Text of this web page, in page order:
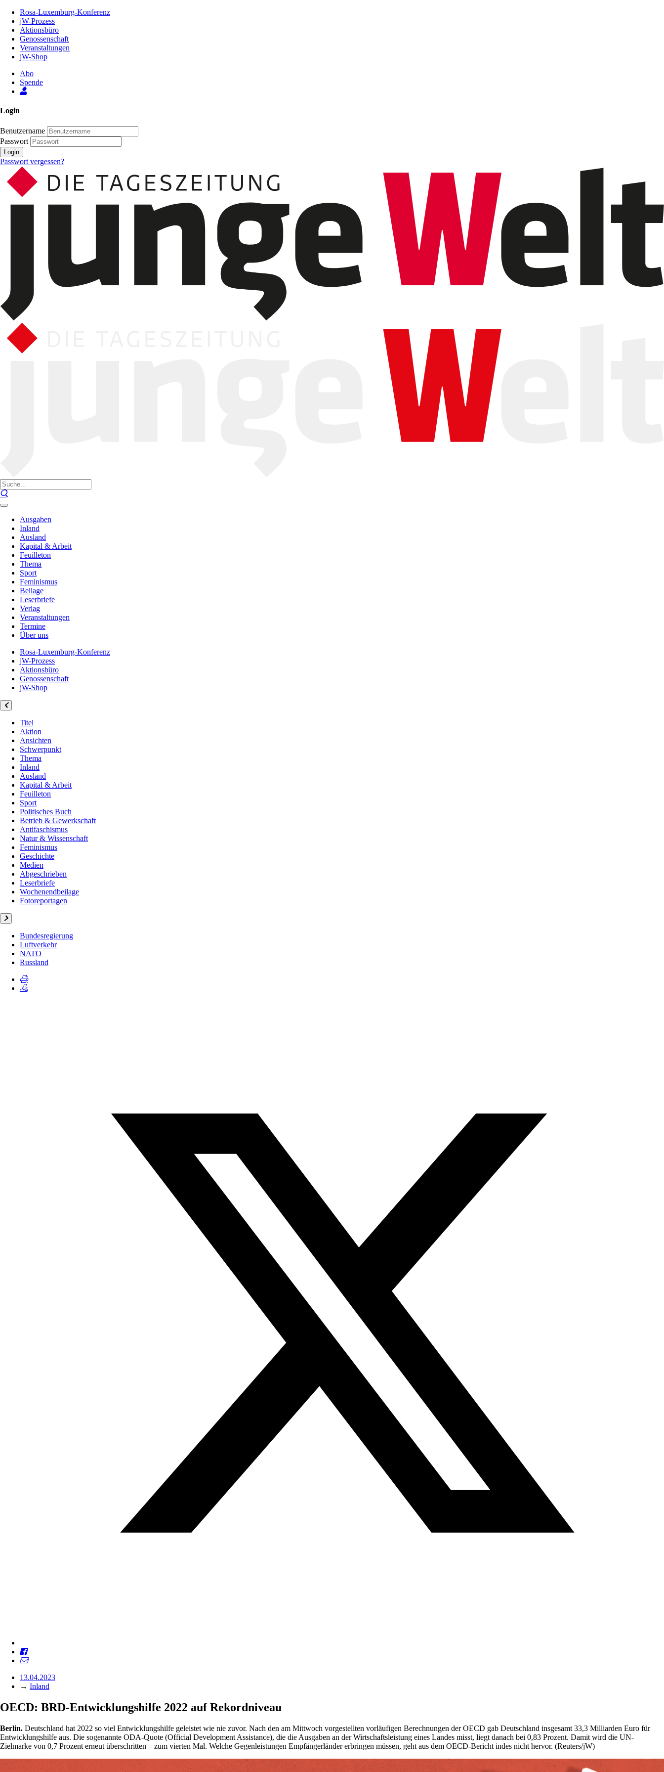
Inhalt
Seite
Rosa-Luxemburg-Konferenz
jW-Prozess
Aktionsbüro
Genossenschaft
Veranstaltungen
jW-Shop
Abo
Spende
Login
Benutzername
Passwort
Login
Passwort vergessen?
Ausgaben
Inland
Ausland
Kapital & Arbeit
Feuilleton
Thema
Sport
Feminismus
Beilage
Leserbriefe
Verlag
Veranstaltungen
Termine
Über uns
Rosa-Luxemburg-Konferenz
jW-Prozess
Aktionsbüro
Genossenschaft
jW-Shop
Titel
Aktion
Ansichten
Schwerpunkt
Thema
Inland
Ausland
Kapital & Arbeit
Feuilleton
Sport
Politisches Buch
Betrieb & Gewerkschaft
Antifaschismus
Natur & Wissenschaft
Feminismus
Geschichte
Medien
Abgeschrieben
Leserbriefe
Wochenendbeilage
Fotoreportagen
Bundesregierung
Luftverkehr
NATO
Russland
13.04.2023
→ Inland
OECD: BRD-Entwicklungshilfe 2022 auf Rekordniveau
Berlin. Deutschland hat 2022 so viel Entwicklungshilfe geleistet wie nie zuvor. Nach den am Mittwoch vorgestellten vorläufigen Berechnungen der OECD gab Deutschland insgesamt 33,3 Milliarden Euro für
Entwicklungshilfe aus. Die sogenannte ODA-Quote (Official Development Assistance), die die Ausgaben an der Wirtschaftsleistung eines Landes misst, liegt danach bei 0,83 Prozent. Damit wird die UN-
Zielmarke von 0,7 Prozent erneut überschritten – zum vierten Mal. Welche Gegenleistungen Empfängerländer erbringen müssen, geht aus dem OECD-Bericht indes nicht hervor. (Reuters/jW)